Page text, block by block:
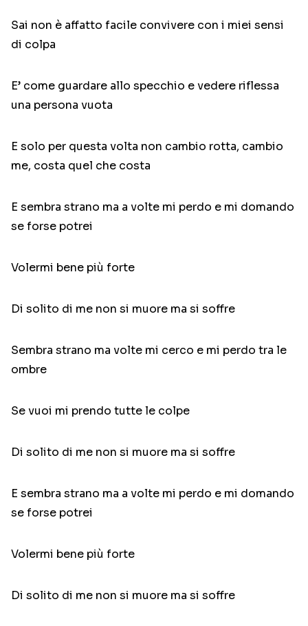
Sai non è affatto facile convivere con i miei sensi
di colpa
E’ come guardare allo specchio e vedere riflessa
una persona vuota
E solo per questa volta non cambio rotta, cambio
me, costa quel che costa
E sembra strano ma a volte mi perdo e mi domando
se forse potrei
Volermi bene più forte
Di solito di me non si muore ma si soffre
Sembra strano ma volte mi cerco e mi perdo tra le
ombre
Se vuoi mi prendo tutte le colpe
Di solito di me non si muore ma si soffre
E sembra strano ma a volte mi perdo e mi domando
se forse potrei
Volermi bene più forte
Di solito di me non si muore ma si soffre